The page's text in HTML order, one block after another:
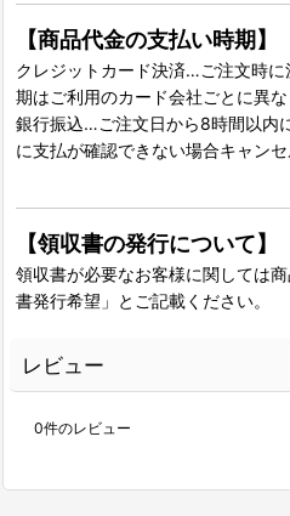
【商品代金の支払い時期】
クレジットカード決済…ご注文時
期はご利用のカード会社ごとに異な
銀行振込…ご注文日から8時間以内
に支払が確認できない場合キャン
【領収書の発行について】
領収書が必要なお客様に関しては
書発行希望」とご記載ください。
レビュー
0件のレビュー